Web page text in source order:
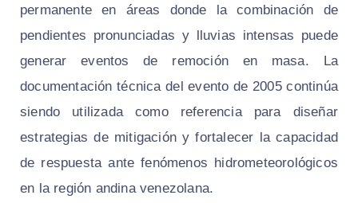
permanente en áreas donde la combinación de
pendientes pronunciadas y lluvias intensas puede
generar eventos de remoción en masa. La
documentación técnica del evento de 2005 continúa
siendo utilizada como referencia para diseñar
estrategias de mitigación y fortalecer la capacidad
de respuesta ante fenómenos hidrometeorológicos
en la región andina venezolana.